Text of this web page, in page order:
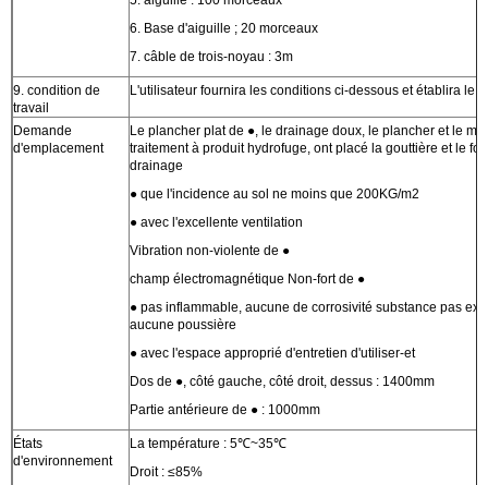
6. Base d'aiguille ; 20 morceaux
7. câble de trois-noyau : 3m
9. condition de
travail
L'utilisateur fournira les conditions ci-dessous et établira le
Demande
d'emplacement
Le plancher plat de ●, le drainage doux, le plancher et le
traitement à produit hydrofuge, ont placé la gouttière et le
drainage
● que l'incidence au sol ne moins que 200KG/m2
● avec l'excellente ventilation
Vibration non-violente de ●
champ électromagnétique Non-fort de ●
● pas inflammable, aucune de corrosivité substance pas
aucune poussière
● avec l'espace approprié d'entretien d'utiliser-et
Dos de ●, côté gauche, côté droit, dessus : 1400mm
Partie antérieure de ● : 1000mm
États
d'environnement
La température : 5℃~35℃
Droit : ≤85%